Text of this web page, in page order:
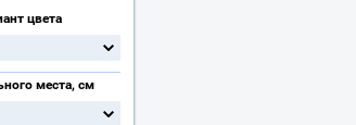
цвета
места, см